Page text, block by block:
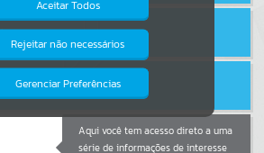
Por favor, aguarde...
Aqui você tem acesso direto a uma
série de informações de interesse
Aceitar Todos
Rejeitar não necessários
Gerenciar Preferências
que diversos recursos
poderão não estar